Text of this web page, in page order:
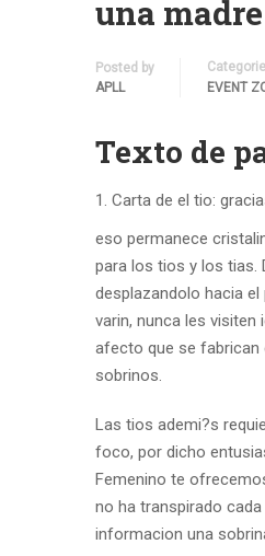
una madre
Posted by
APLL
EVENT
Texto de
Carta de el tio:
eso permanece
para los tios y los tias.
desplazandolo hacia
varin, nunca les
afecto que se fabrican
sobrinos.
Las tios ademi?s
foco, por dicho
Femenino te
no ha transpirado
informacion una